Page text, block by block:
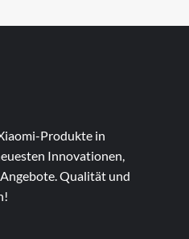
Produkte in
Innovationen,
Qualität und